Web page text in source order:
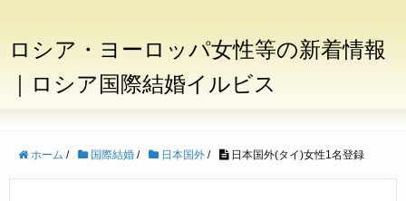
ロシア・ヨーロッパ女性等の新着情報
｜ロシア国際結婚イルビス
ホーム / 国際結婚 / 日本国外 / 日本国外(タイ)女性1名登録